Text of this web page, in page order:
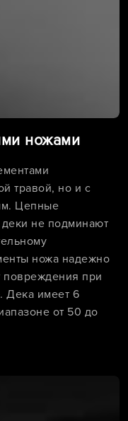
ножами
травой, но и с
Цепные
не подминают
ножа надежно
повреждения при
Дека имеет 6
от 50 до